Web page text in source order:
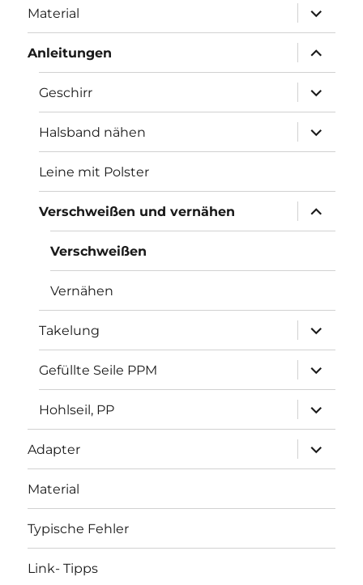
Material
öffnen
Anleitungen
öffnen
Geschirr
öffnen
Halsband nähen
öffnen
Leine mit Polster
Verschweißen und vernähen
öffnen
Verschweißen
Vernähen
Takelung
öffnen
Gefüllte Seile PPM
öffnen
Hohlseil, PP
öffnen
Adapter
öffnen
Material
Typische Fehler
Link- Tipps